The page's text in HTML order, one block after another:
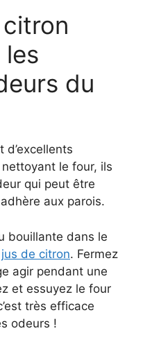
les
du
d’excellents
le four, ils
qui peut être
aux parois.
bouillante dans le
jus de citron. Fermez
agir pendant une
et essuyez le four
très efficace
odeurs !